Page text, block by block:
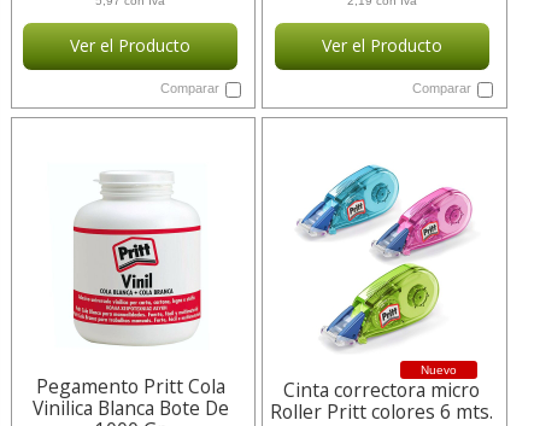
Ver el Producto
Comparar
Ver el Producto
Comparar
Pegamento Pritt Cola
Vinilica Blanca Bote De
Nuevo
Cinta correctora micro
Roller Pritt colores 6 mts.